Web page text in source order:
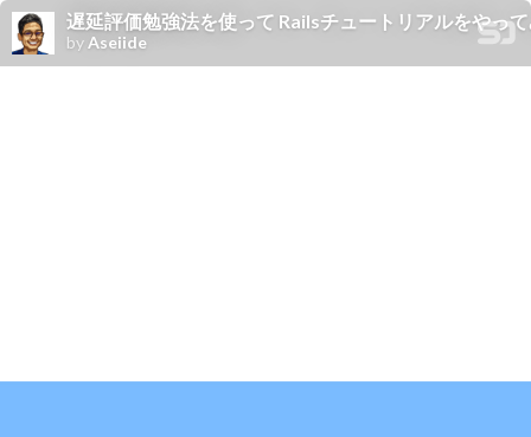
遅延評価勉強法を使って Railsチュートリアルをやっ
by Aseiide